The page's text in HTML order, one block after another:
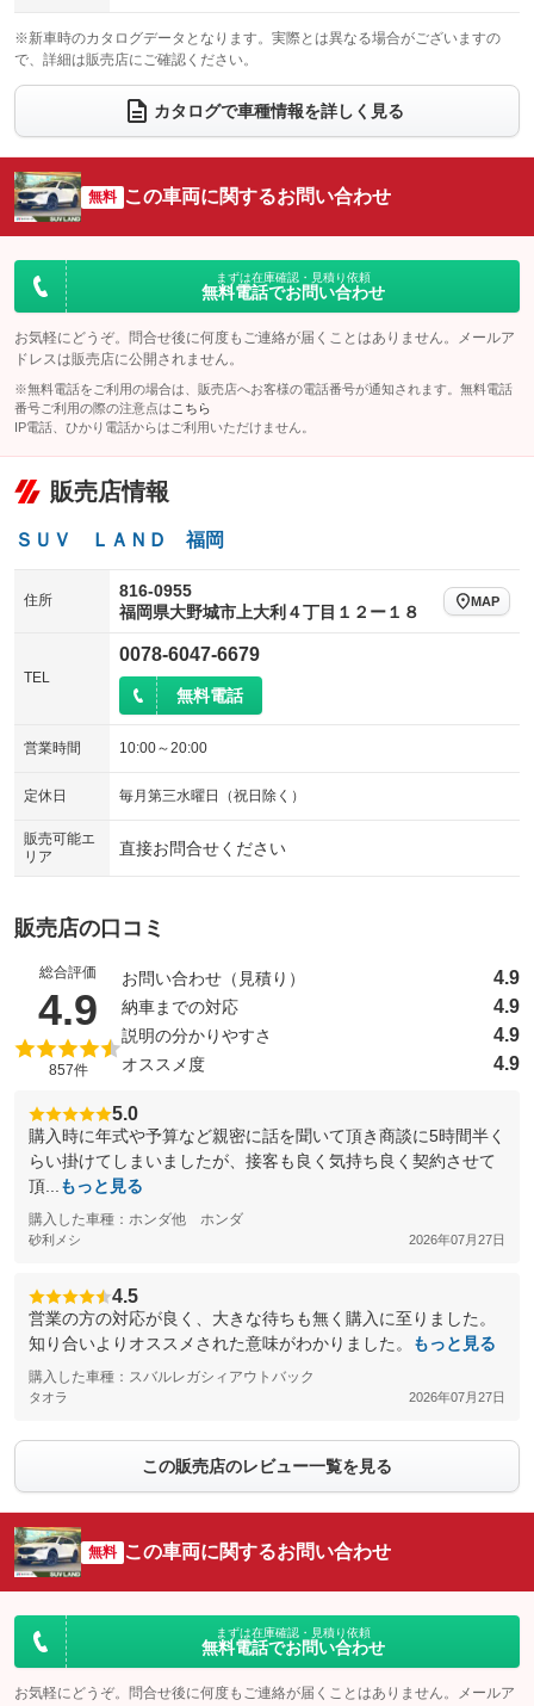
：装備なし ：装備あり
ウォークスルー
：装備あり
電動リアゲート フロントカメラ
：装備あり
：装備あり ：装備あり
サイドカメラ
：装備あり ルーフレール
：装備なし
：装備なし
：装備なし
※新車時のカタログデータとなります。実際とは異なる場合がございますの
で、詳細は販売店にご確認ください。
カタログで車種情報を詳しく見る
無料 この車両に関するお問い合わせ
まずは在庫確認・見積り依頼
無料電話でお問い合わせ
お気軽にどうぞ。問合せ後に何度もご連絡が届くことはありません。メールア
ドレスは販売店に公開されません。
※無料電話をご利用の場合は、販売店へお客様の電話番号が通知されます。無料電話
番号ご利用の際の注意点は こちら
IP電話、ひかり電話からはご利用いただけません。
販売店情報
ＳＵＶ ＬＡＮＤ 福岡
住所
816-0955
福岡県大野城市上大利４丁目１２ー１８
MAP
TEL
0078-6047-6679
無料電話
営業時間 10:00～20:00
定休日 毎月第三水曜日（祝日除く）
販売可能エ
リア
直接お問合せください
販売店の口コミ
総合評価
4.9 （5点満点中）
857件
お問い合わせ（見積り） 4.9
納車までの対応 4.9
説明の分かりやすさ 4.9
オススメ度 4.9
5.0
購入時に年式や予算など親密に話を聞いて頂き商談に5時間半く
らい掛けてしまいましたが、接客も良く気持ち良く契約させて
頂...
もっと見る
購入した車種：ホンダ他 ホンダ
砂利メシ 2026年07月27日
4.5
営業の方の対応が良く、大きな待ちも無く購入に至りました。
知り合いよりオススメされた意味がわかりました。
もっと見る
購入した車種：スバルレガシィアウトバック
タオラ 2026年07月27日
この販売店のレビュー一覧を見る
無料 この車両に関するお問い合わせ
まずは在庫確認・見積り依頼
無料電話でお問い合わせ
お気軽にどうぞ。問合せ後に何度もご連絡が届くことはありません。メールア